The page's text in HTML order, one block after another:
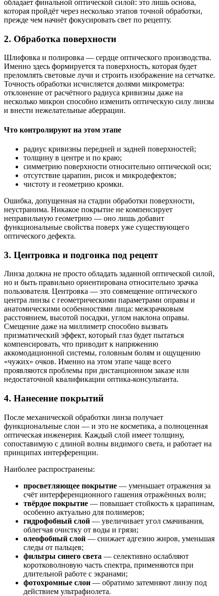
обладает финальной оптической силой: это лишь основа,
которая пройдёт через несколько этапов точной обработки,
прежде чем начнёт фокусировать свет по рецепту.
2. Обработка поверхности
Шлифовка и полировка — сердце оптического производства.
Именно здесь формируется та поверхность, которая будет
преломлять световые лучи и строить изображение на сетчатке.
Точность обработки исчисляется долями микрометра:
отклонение от расчётного радиуса кривизны даже на
несколько микрон способно изменить оптическую силу линзы
и внести нежелательные аберрации.
Что контролируют на этом этапе
радиус кривизны передней и задней поверхностей;
толщину в центре и по краю;
симметрию поверхности относительно оптической оси;
отсутствие царапин, рисок и микродефектов;
чистоту и геометрию кромки.
Ошибка, допущенная на стадии обработки поверхности,
неустранима. Никакое покрытие не компенсирует
неправильную геометрию — оно лишь добавит
функциональные свойства поверх уже существующего
оптического дефекта.
3. Центровка и подгонка под рецепт
Линза должна не просто обладать заданной оптической силой,
но и быть правильно ориентирована относительно зрачка
пользователя. Центровка — это совмещение оптического
центра линзы с геометрическими параметрами оправы и
анатомическими особенностями лица: межзрачковым
расстоянием, высотой посадки, углом наклона оправы.
Смещение даже на миллиметр способно вызвать
призматический эффект, который глаз будет пытаться
компенсировать, что приводит к напряжению
аккомодационной системы, головным болям и ощущению
«чужих» очков. Именно на этом этапе чаще всего
проявляются проблемы при дистанционном заказе или
недостаточной квалификации оптика-консультанта.
4. Нанесение покрытий
После механической обработки линза получает
функциональные слои — и это не косметика, а полноценная
оптическая инженерия. Каждый слой имеет толщину,
сопоставимую с длиной волны видимого света, и работает на
принципах интерференции.
Наиболее распространены:
просветляющее покрытие — уменьшает отражения за
счёт интерференционного гашения отражённых волн;
твёрдое покрытие — повышает стойкость к царапинам,
особенно актуально для полимеров;
гидрофобный слой — увеличивает угол смачивания,
облегчая очистку от воды и грязи;
олеофобный слой — снижает адгезию жиров, уменьшая
следы от пальцев;
фильтры синего света — селективно ослабляют
коротковолновую часть спектра, применяются при
длительной работе с экранами;
фотохромные слои — обратимо затемняют линзу под
действием ультрафиолета.